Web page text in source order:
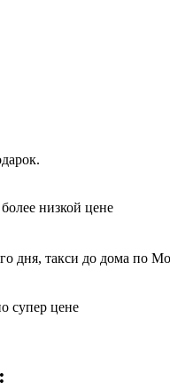
низкой цене
дня, такси до дома по
супер цене